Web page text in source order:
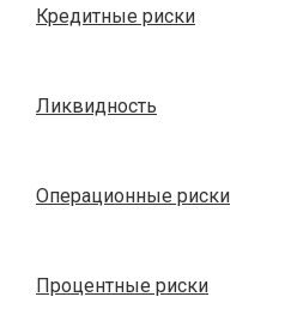
Кредитные риски
Ликвидность
Операционные риски
Процентные риски